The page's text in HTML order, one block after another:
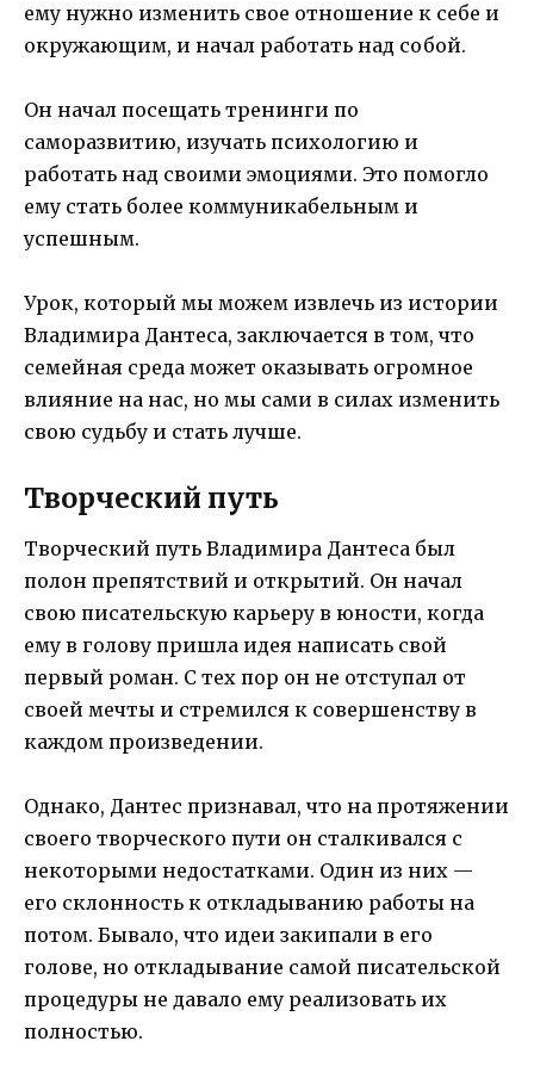
ему нужно изменить свое отношение к себе и
окружающим, и начал работать над собой.
Он начал посещать тренинги по
саморазвитию, изучать психологию и
работать над своими эмоциями. Это помогло
ему стать более коммуникабельным и
успешным.
Урок, который мы можем извлечь из истории
Владимира Дантеса, заключается в том, что
семейная среда может оказывать огромное
влияние на нас, но мы сами в силах изменить
свою судьбу и стать лучше.
Творческий путь
Творческий путь Владимира Дантеса был
полон препятствий и открытий. Он начал
свою писательскую карьеру в юности, когда
ему в голову пришла идея написать свой
первый роман. С тех пор он не отступал от
своей мечты и стремился к совершенству в
каждом произведении.
Однако, Дантес признавал, что на протяжении
своего творческого пути он сталкивался с
некоторыми недостатками. Один из них —
его склонность к откладыванию работы на
потом. Бывало, что идеи закипали в его
голове, но откладывание самой писательской
процедуры не давало ему реализовать их
полностью.